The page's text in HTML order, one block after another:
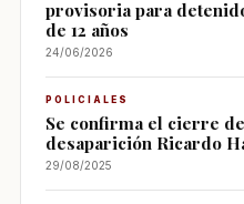
provisoria para
de 12 años
24/06/2026
POLICIALES
Se confirma el cierre
desaparición Ricardo
29/08/2025